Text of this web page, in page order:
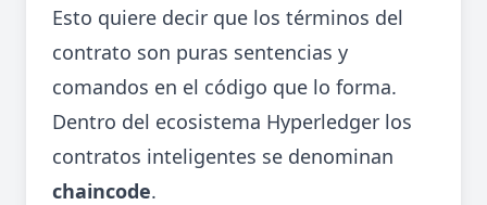
Esto quiere decir que los términos del
contrato son puras sentencias y
comandos en el código que lo forma.
Dentro del ecosistema Hyperledger los
contratos inteligentes se denominan
chaincode.